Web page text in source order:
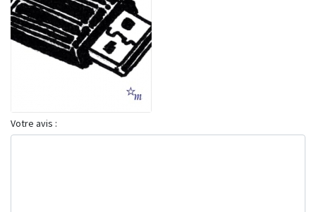
Votre avis :